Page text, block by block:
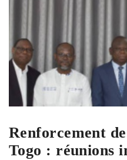
Renforcement
Togo : réunions